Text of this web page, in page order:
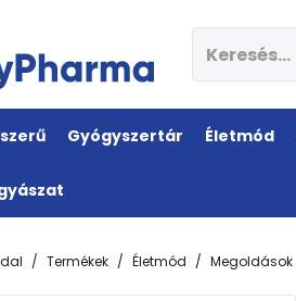
Gyógyszertár Életmód
Termékek Életmód Megoldások